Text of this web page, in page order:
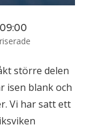
större delen
isen blank och
Vi har satt ett